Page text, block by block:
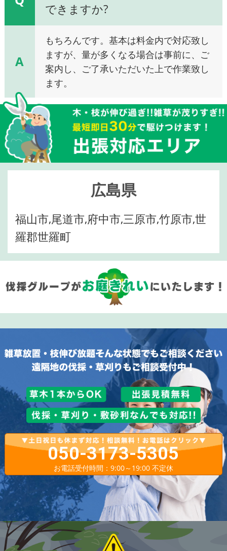
できますか?
A
もちろんです。基本は料金内で対応致し
ますが、量が多くなる場合は事前に、ご
案内し、ご了承いただいた上で作業致し
ます。
広島県
福山市,尾道市,府中市,三原市,竹原市,世
羅郡世羅町
050-3173-5305
お電話受付時間：9:00～19:00 不定休